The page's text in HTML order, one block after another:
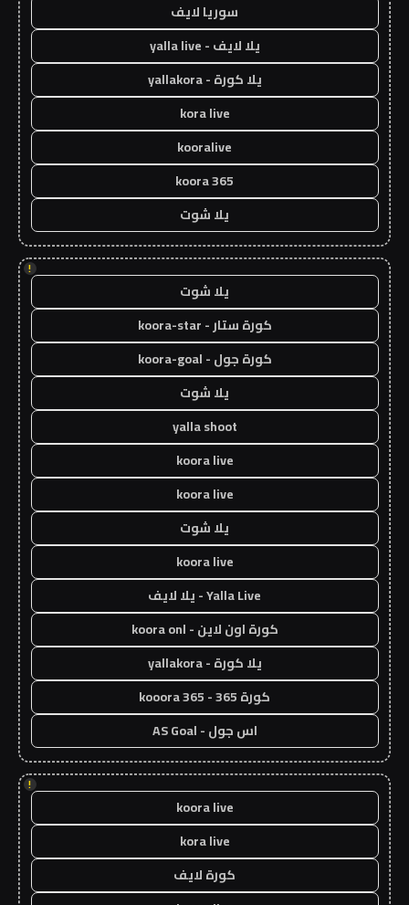
سوريا لايف
يلا لايف - yalla live
يلا كورة - yallakora
kora live
kooralive
koora 365
يلا شوت
!
يلا شوت
كورة ستار - koora-star
كورة جول - koora-goal
يلا شوت
yalla shoot
koora live
koora live
يلا شوت
koora live
Yalla Live - يلا لايف
كورة اون لاين - koora onl
يلا كورة - yallakora
كورة 365 - kooora 365
اس جول - AS Goal
!
koora live
kora live
كورة لايف